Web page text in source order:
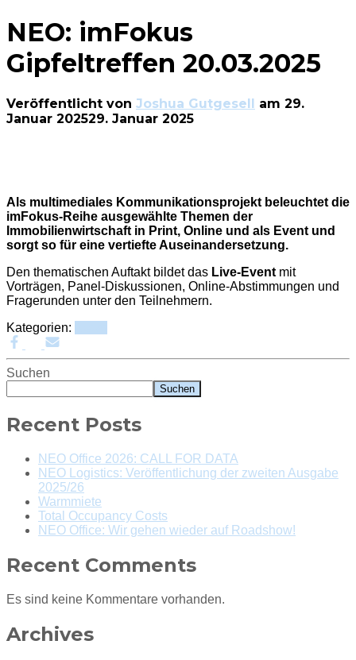
NEO: imFokus
Gipfeltreffen 20.03.2025
Veröffentlicht von Joshua Gutgesell am 29.
Januar 202529. Januar 2025
Als multimediales Kommunikationsprojekt beleuchtet die
imFokus-Reihe ausgewählte Themen der
Immobilienwirtschaft in Print, Online und als Event und
sorgt so für eine vertiefte Auseinandersetzung.
Den thematischen Auftakt bildet das Live-Event mit
Vorträgen, Panel-Diskussionen, Online-Abstimmungen und
Fragerunden unter den Teilnehmern.
Kategorien:
Suchen
Suchen
Recent Posts
NEO Office 2026: CALL FOR DATA
NEO Logistics: Veröffentlichung der zweiten Ausgabe
2025/26
Warmmiete
Total Occupancy Costs
NEO Office: Wir gehen wieder auf Roadshow!
Recent Comments
Es sind keine Kommentare vorhanden.
Archives